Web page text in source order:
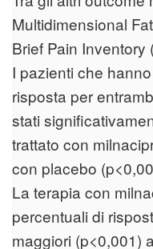
Multidimensional
Brief Pain Inventory
I pazienti che
risposta per
stati
trattato con
con placebo
La terapia con
percentuali di
maggiori (p<0,001)